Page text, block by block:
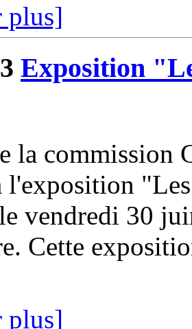
plus]
Exposition
la commission
l'exposition
vendredi 30
Cette
plus]